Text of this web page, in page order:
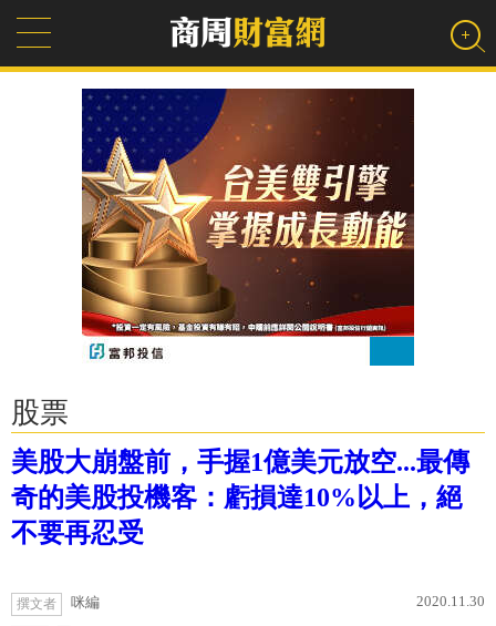
股票
美股大崩盤前，手握1億美元放空...最傳
奇的美股投機客：虧損達10%以上，絕
不要再忍受
撰文者 咪編 2020.11.30